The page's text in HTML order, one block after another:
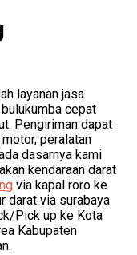
layanan jasa
cepat
Pengiriman dapat
peralatan
dasarnya kami
kendaraan darat
via kapal roro ke
darat via surabaya
Pick up ke Kota
Kabupaten